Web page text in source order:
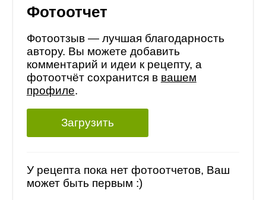
Фотоотчет
Фотоотзыв — лучшая благодарность
автору. Вы можете добавить
комментарий и идеи к рецепту, а
фотоотчёт сохранится в вашем
профиле.
Загрузить
У рецепта пока нет фотоотчетов, Ваш
может быть первым :)